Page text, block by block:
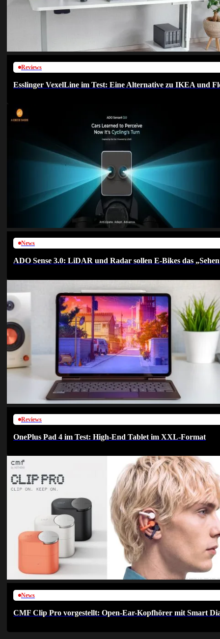
Reviews
Esslinger VexelLine im Test: Eine Alternative zu IKEA und
News
ADO Sense 3.0: LiDAR und Radar sollen E-Bikes das
Reviews
OnePlus Pad 4 im Test: High-End Tablet im XXL-Format
News
CMF Clip Pro vorgestellt: Open-Ear-Kopfhörer mit Smart